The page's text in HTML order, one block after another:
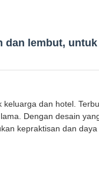
dan lembut,
dan hotel.
Dengan desain
kepraktisan dan